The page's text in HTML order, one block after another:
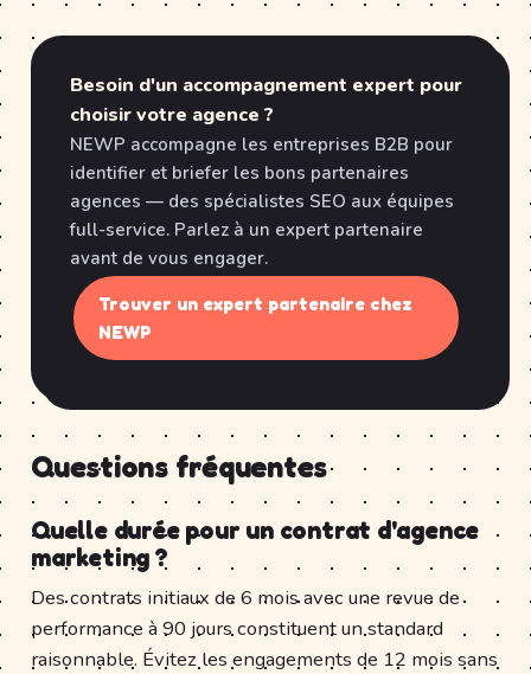
Besoin d'un accompagnement expert pour
choisir votre agence ?
NEWP accompagne les entreprises B2B pour
identifier et briefer les bons partenaires
agences — des spécialistes SEO aux équipes
full-service. Parlez à un expert partenaire
avant de vous engager.
Trouver un expert partenaire chez
NEWP
Questions fréquentes
Quelle durée pour un contrat d'agence
marketing ?
Des contrats initiaux de 6 mois avec une revue de
performance à 90 jours constituent un standard
raisonnable. Évitez les engagements de 12 mois sans